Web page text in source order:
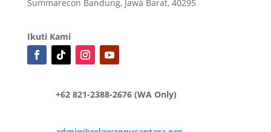
Summarecon Bandung, Jawa Barat, 40295
Ikuti Kami
+62 821-2388-2676 (WA Only)